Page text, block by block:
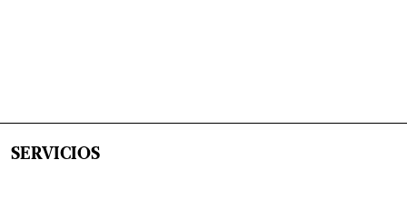
SERVICIOS